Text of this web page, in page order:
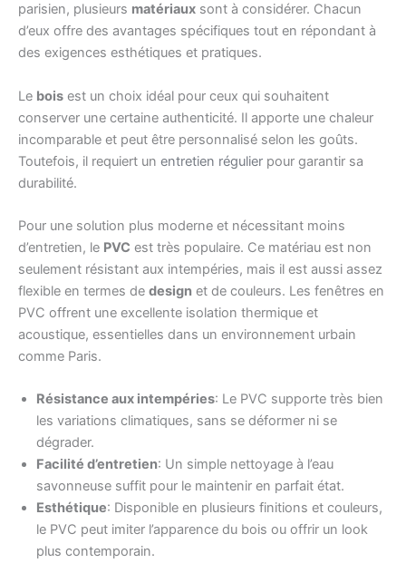
parisien, plusieurs matériaux sont à considérer. Chacun
d’eux offre des avantages spécifiques tout en répondant à
des exigences esthétiques et pratiques.
Le bois est un choix idéal pour ceux qui souhaitent
conserver une certaine authenticité. Il apporte une chaleur
incomparable et peut être personnalisé selon les goûts.
Toutefois, il requiert un entretien régulier pour garantir sa
durabilité.
Pour une solution plus moderne et nécessitant moins
d’entretien, le PVC est très populaire. Ce matériau est non
seulement résistant aux intempéries, mais il est aussi assez
flexible en termes de design et de couleurs. Les fenêtres en
PVC offrent une excellente isolation thermique et
acoustique, essentielles dans un environnement urbain
comme Paris.
Résistance aux intempéries: Le PVC supporte très bien
les variations climatiques, sans se déformer ni se
dégrader.
Facilité d’entretien: Un simple nettoyage à l’eau
savonneuse suffit pour le maintenir en parfait état.
Esthétique: Disponible en plusieurs finitions et couleurs,
le PVC peut imiter l’apparence du bois ou offrir un look
plus contemporain.